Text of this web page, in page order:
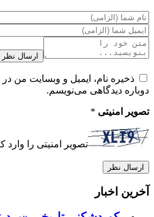
ارسال نظر
ذخیره نام، ایمیل و وبسایت من
دوباره دیدگاهی می‌نویسم.
تصویر امنیتی *
تصویر امنیتی را وارد
آخرین اخبار